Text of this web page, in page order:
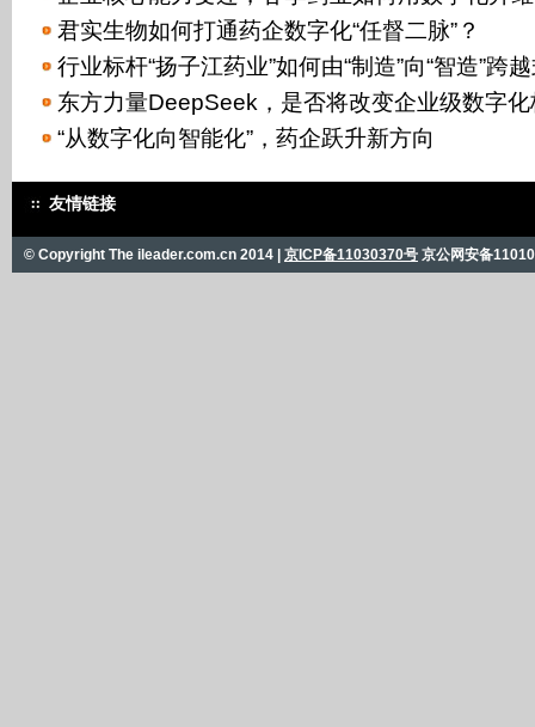
君实生物如何打通药企数字化“任督二脉”？
行业标杆“扬子江药业”如何由“制造”向“智造”跨
东方力量DeepSeek，是否将改变企业级数字
“从数字化向智能化”，药企跃升新方向
友情链接
© Copyright The ileader.com.cn 2014 | 京ICP备11030370号 京公网安备